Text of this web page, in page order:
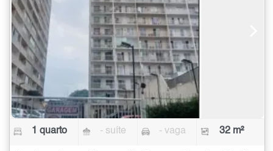
1 quarto - suíte - vaga 32 m²